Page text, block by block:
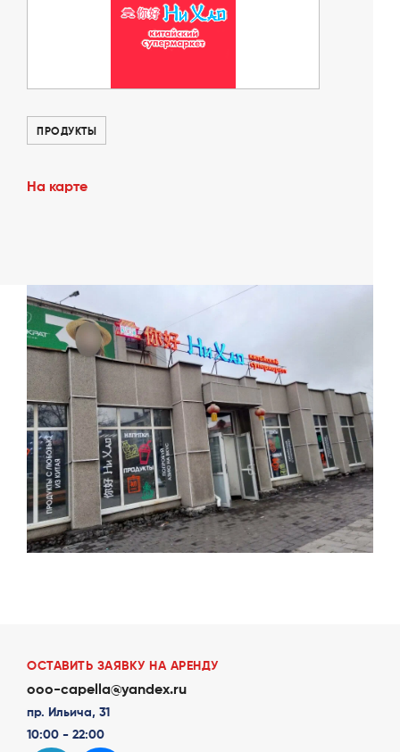
ПРОДУКТЫ
На карте
ОСТАВИТЬ ЗАЯВКУ НА АРЕНДУ
ooo-capella@yandex.ru
пр. Ильича, 31
10:00 - 22:00